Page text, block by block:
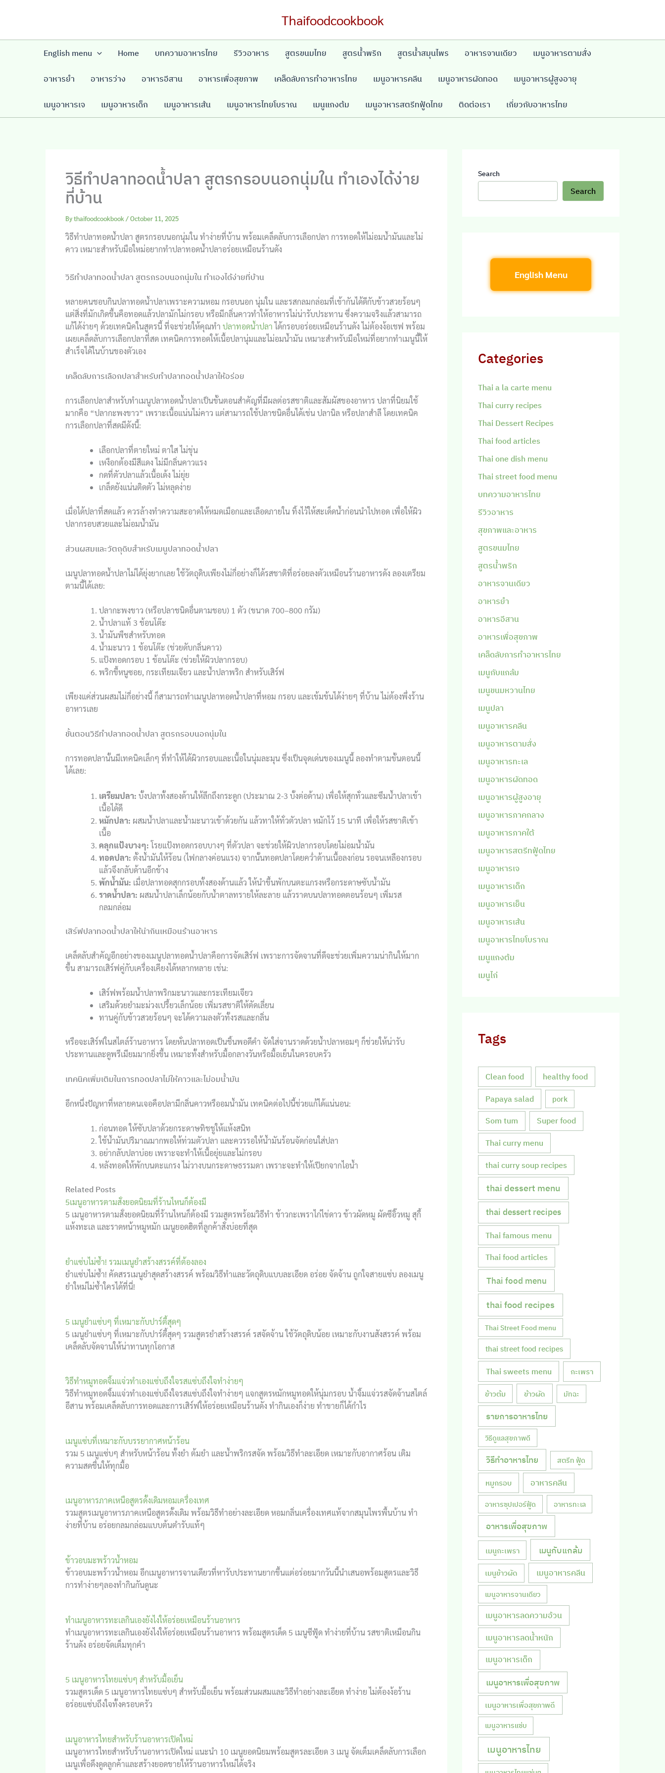
Thaifoodcookbook
English menu Home บทความอาหารไทย รีวิวอาหาร สูตรขนมไทย สูตรน้ำพริก สูตรน้ำสมุนไพร อาหารจานเดียว เมนูอาหารตามสั่ง
อาหารยำ อาหารว่าง อาหารอีสาน อาหารเพื่อสุขภาพ เคล็ดลับการทำอาหารไทย เมนูอาหารคลีน เมนูอาหารผัดทอด เมนูอาหารผู้สูงอายุ
เมนูอาหารเจ เมนูอาหารเด็ก เมนูอาหารเส้น เมนูอาหารไทยโบราณ เมนูแกงต้ม เมนูอาหารสตรีทฟู้ดไทย ติดต่อเรา เกี่ยวกับอาหารไทย
วิธีทำปลาทอดน้ำปลา สูตรกรอบนอกนุ่มใน ทำเองได้ง่าย
ที่บ้าน
Bythaifoodcookbook /October 11, 2025
วิธีทำปลาทอดน้ำปลา สูตรกรอบนอกนุ่มใน ทำง่ายที่บ้าน พร้อมเคล็ดลับการเลือกปลา การทอดให้ไม่อมน้ำมันและไม่
คาว เหมาะสำหรับมือใหม่อยากทำปลาทอดน้ำปลาอร่อยเหมือนร้านดัง
วิธีทำปลาทอดน้ำปลา สูตรกรอบนอกนุ่มใน ทำเองได้ง่ายที่บ้าน
หลายคนชอบกินปลาทอดน้ำปลาเพราะความหอม กรอบนอก นุ่มใน และรสกลมกล่อมที่เข้ากันได้ดีกับข้าวสวยร้อนๆ
แต่สิ่งที่มักเกิดขึ้นคือทอดแล้วปลามักไม่กรอบ หรือมีกลิ่นคาวทำให้อาหารไม่น่ารับประทาน ซึ่งความจริงแล้วสามารถ
แก้ได้ง่ายๆ ด้วยเทคนิคในสูตรนี้ ที่จะช่วยให้คุณทำ ปลาทอดน้ำปลาได้กรอบอร่อยเหมือนร้านดัง ไม่ต้องง้อเชฟ พร้อม
เผยเคล็ดลับการเลือกปลาที่สด เทคนิคการทอดให้เนื้อปลานุ่มและไม่อมน้ำมัน เหมาะสำหรับมือใหม่ที่อยากทำเมนูนี้ให้
สำเร็จได้ในบ้านของตัวเอง
เคล็ดลับการเลือกปลาสำหรับทำปลาทอดน้ำปลาให้อร่อย
การเลือกปลาสำหรับทำเมนูปลาทอดน้ำปลาเป็นขั้นตอนสำคัญที่มีผลต่อรสชาติและสัมผัสของอาหาร ปลาที่นิยมใช้
มากคือ “ปลากะพงขาว” เพราะเนื้อแน่นไม่คาว แต่สามารถใช้ปลาชนิดอื่นได้เช่น ปลานิล หรือปลาสำลี โดยเทคนิค
การเลือกปลาที่สดมีดังนี้:
เลือกปลาที่ตายใหม่ ตาใส ไม่ขุ่น
เหงือกต้องมีสีแดง ไม่มีกลิ่นคาวแรง
กดที่ตัวปลาแล้วเนื้อเด้ง ไม่ยุ่ย
เกล็ดยังแน่นติดตัว ไม่หลุดง่าย
เมื่อได้ปลาที่สดแล้ว ควรล้างทำความสะอาดให้หมดเมือกและเลือดภายใน ทิ้งไว้ให้สะเด็ดน้ำก่อนนำไปทอด เพื่อให้ผิว
ปลากรอบสวยและไม่อมน้ำมัน
ส่วนผสมและวัตถุดิบสำหรับเมนูปลาทอดน้ำปลา
เมนูปลาทอดน้ำปลาไม่ได้ยุ่งยากเลย ใช้วัตถุดิบเพียงไม่กี่อย่างก็ได้รสชาติที่อร่อยลงตัวเหมือนร้านอาหารดัง ลองเตรียม
ตามนี้ได้เลย:
ปลากะพงขาว (หรือปลาชนิดอื่นตามชอบ) 1 ตัว (ขนาด 700–800 กรัม)
น้ำปลาแท้ 3 ช้อนโต๊ะ
น้ำมันพืชสำหรับทอด
น้ำมะนาว 1 ช้อนโต๊ะ (ช่วยดับกลิ่นคาว)
แป้งทอดกรอบ 1 ช้อนโต๊ะ (ช่วยให้ผิวปลากรอบ)
พริกขี้หนูซอย, กระเทียมเจียว และน้ำปลาพริก สำหรับเสิร์ฟ
เพียงแค่ส่วนผสมไม่กี่อย่างนี้ ก็สามารถทำเมนูปลาทอดน้ำปลาที่หอม กรอบ และเข้มข้นได้ง่ายๆ ที่บ้าน ไม่ต้องพึ่งร้าน
อาหารเลย
ขั้นตอนวิธีทำปลาทอดน้ำปลา สูตรกรอบนอกนุ่มใน
การทอดปลานั้นมีเทคนิคเล็กๆ ที่ทำให้ได้ผิวกรอบและเนื้อในนุ่มละมุน ซึ่งเป็นจุดเด่นของเมนูนี้ ลองทำตามขั้นตอนนี้
ได้เลย:
เตรียมปลา: บั้งปลาทั้งสองด้านให้ลึกถึงกระดูก (ประมาณ 2-3 บั้งต่อด้าน) เพื่อให้สุกทั่วและซึมน้ำปลาเข้า
เนื้อได้ดี
หมักปลา: ผสมน้ำปลาและน้ำมะนาวเข้าด้วยกัน แล้วทาให้ทั่วตัวปลา หมักไว้ 15 นาที เพื่อให้รสชาติเข้า
เนื้อ
คลุกแป้งบางๆ:โรยแป้งทอดกรอบบางๆ ที่ตัวปลา จะช่วยให้ผิวปลากรอบโดยไม่อมน้ำมัน
ทอดปลา: ตั้งน้ำมันให้ร้อน (ไฟกลางค่อนแรง) จากนั้นทอดปลาโดยคว่ำด้านเนื้อลงก่อน รอจนเหลืองกรอบ
แล้วจึงกลับด้านอีกข้าง
พักน้ำมัน: เมื่อปลาทอดสุกกรอบทั้งสองด้านแล้ว ให้นำขึ้นพักบนตะแกรงหรือกระดาษซับน้ำมัน
ราดน้ำปลา: ผสมน้ำปลาเล็กน้อยกับน้ำตาลทรายให้ละลาย แล้วราดบนปลาทอดตอนร้อนๆ เพิ่มรส
กลมกล่อม
เสิร์ฟปลาทอดน้ำปลาให้น่ากินเหมือนร้านอาหาร
เคล็ดลับสำคัญอีกอย่างของเมนูปลาทอดน้ำปลาคือการจัดเสิร์ฟ เพราะการจัดจานที่ดีจะช่วยเพิ่มความน่ากินให้มาก
ขึ้น สามารถเสิร์ฟคู่กับเครื่องเคียงได้หลากหลาย เช่น:
เสิร์ฟพร้อมน้ำปลาพริกมะนาวและกระเทียมเจียว
เสริมด้วยยำมะม่วงเปรี้ยวเล็กน้อย เพิ่มรสชาติให้ตัดเลี่ยน
ทานคู่กับข้าวสวยร้อนๆ จะได้ความลงตัวทั้งรสและกลิ่น
หรือจะเสิร์ฟในสไตล์ร้านอาหาร โดยหั่นปลาทอดเป็นชิ้นพอดีคำ จัดใส่จานราดด้วยน้ำปลาหอมๆ ก็ช่วยให้น่ารับ
ประทานและดูพรีเมียมมากยิ่งขึ้น เหมาะทั้งสำหรับมื้อกลางวันหรือมื้อเย็นในครอบครัว
เทคนิคเพิ่มเติมในการทอดปลาไม่ให้คาวและไม่อมน้ำมัน
อีกหนึ่งปัญหาที่หลายคนเจอคือปลามีกลิ่นคาวหรืออมน้ำมัน เทคนิคต่อไปนี้ช่วยแก้ได้แน่นอน:
ก่อนทอด ให้ซับปลาด้วยกระดาษทิชชูให้แห้งสนิท
ใช้น้ำมันปริมาณมากพอให้ท่วมตัวปลา และควรรอให้น้ำมันร้อนจัดก่อนใส่ปลา
อย่ากลับปลาบ่อย เพราะจะทำให้เนื้อยุ่ยและไม่กรอบ
หลังทอดให้พักบนตะแกรง ไม่วางบนกระดาษธรรมดา เพราะจะทำให้เปียกจากไอน้ำ
Related Posts
5เมนูอาหารตามสั่งยอดนิยมที่ร้านไหนก็ต้องมี
5 เมนูอาหารตามสั่งยอดนิยมที่ร้านไหนก็ต้องมี รวมสูตรพร้อมวิธีทำ ข้าวกะเพราไก่ไข่ดาว ข้าวผัดหมู ผัดซีอิ๊วหมู สุกี้
แห้งทะเล และราดหน้าหมูหมัก เมนูยอดฮิตที่ลูกค้าสั่งบ่อยที่สุด
ยำแซ่บไม่ซ้ำ! รวมเมนูยำสร้างสรรค์ที่ต้องลอง
ยำแซ่บไม่ซ้ำ! คัดสรรเมนูยำสุดสร้างสรรค์ พร้อมวิธีทำและวัตถุดิบแบบละเอียด อร่อย จัดจ้าน ถูกใจสายแซ่บ ลองเมนู
ยำใหม่ไม่ซ้ำใครได้ที่นี่!
5 เมนูยำแซ่บๆ ที่เหมาะกับปาร์ตี้สุดๆ
5 เมนูยำแซ่บๆ ที่เหมาะกับปาร์ตี้สุดๆ รวมสูตรยำสร้างสรรค์ รสจัดจ้าน ใช้วัตถุดิบน้อย เหมาะกับงานสังสรรค์ พร้อม
เคล็ดลับจัดจานให้น่าทานทุกโอกาส
วิธีทำหมูทอดจิ้มแจ่วทำเองแซ่บถึงใจรสแซ่บถึงใจทำง่ายๆ
วิธีทำหมูทอดจิ้มแจ่วทำเองแซ่บถึงใจรสแซ่บถึงใจทำง่ายๆ แจกสูตรหมักหมูทอดให้นุ่มกรอบ น้ำจิ้มแจ่วรสจัดจ้านสไตล์
อีสาน พร้อมเคล็ดลับการทอดและการเสิร์ฟให้อร่อยเหมือนร้านดัง ทำกินเองก็ง่าย ทำขายก็ได้กำไร
เมนูแซ่บที่เหมาะกับบรรยากาศหน้าร้อน
รวม 5 เมนูแซ่บๆ สำหรับหน้าร้อน ทั้งยำ ต้มยำ และน้ำพริกรสจัด พร้อมวิธีทำละเอียด เหมาะกับอากาศร้อน เติม
ความสดชื่นให้ทุกมื้อ
เมนูอาหารภาคเหนือสูตรดั้งเดิมหอมเครื่องเทศ
รวมสูตรเมนูอาหารภาคเหนือสูตรดั้งเดิม พร้อมวิธีทำอย่างละเอียด หอมกลิ่นเครื่องเทศแท้จากสมุนไพรพื้นบ้าน ทำ
ง่ายที่บ้าน อร่อยกลมกล่อมแบบต้นตำรับแท้ๆ
ข้าวอบมะพร้าวน้ำหอม
ข้าวอบมะพร้าวน้ำหอม อีกเมนูอาหารจานเดียวที่หารับประทานยากขึ้นแต่อร่อยมากวันนี้นำเสนอพร้อมสูตรและวิธี
การทำง่ายๆลองทำกินกันดูนะ
ทำเมนูอาหารทะเลกินเองยังไงให้อร่อยเหมือนร้านอาหาร
ทำเมนูอาหารทะเลกินเองยังไงให้อร่อยเหมือนร้านอาหาร พร้อมสูตรเด็ด 5 เมนูซีฟู้ด ทำง่ายที่บ้าน รสชาติเหมือนกิน
ร้านดัง อร่อยจัดเต็มทุกคำ
5 เมนูอาหารไทยแซ่บๆ สำหรับมื้อเย็น
รวมสูตรเด็ด 5 เมนูอาหารไทยแซ่บๆ สำหรับมื้อเย็น พร้อมส่วนผสมและวิธีทำอย่างละเอียด ทำง่าย ไม่ต้องง้อร้าน
อร่อยแซ่บถึงใจทั้งครอบครัว
เมนูอาหารไทยสำหรับร้านอาหารเปิดใหม่
เมนูอาหารไทยสำหรับร้านอาหารเปิดใหม่ แนะนำ 10 เมนูยอดนิยมพร้อมสูตรละเอียด 3 เมนู จัดเต็มเคล็ดลับการเลือก
เมนูเพื่อดึงดูดลูกค้าและสร้างยอดขายให้ร้านอาหารใหม่ได้จริง
Search
Search
English Menu
Categories
Thai a la carte menu
Thai curry recipes
Thai Dessert Recipes
Thai food articles
Thai one dish menu
Thai street food menu
บทความอาหารไทย
รีวิวอาหาร
สุขภาพและอาหาร
สูตรขนมไทย
สูตรน้ำพริก
อาหารจานเดียว
อาหารยำ
อาหารอีสาน
อาหารเพื่อสุขภาพ
เคล็ดลับการทำอาหารไทย
เมนูกับแกล้ม
เมนูขนมหวานไทย
เมนูปลา
เมนูอาหารคลีน
เมนูอาหารตามสั่ง
เมนูอาหารทะเล
เมนูอาหารผัดทอด
เมนูอาหารผู้สูงอายุ
เมนูอาหารภาคกลาง
เมนูอาหารภาคใต้
เมนูอาหารสตรีทฟู้ดไทย
เมนูอาหารเจ
เมนูอาหารเด็ก
เมนูอาหารเย็น
เมนูอาหารเส้น
เมนูอาหารไทยโบราณ
เมนูแกงต้ม
เมนูไก่
Tags
Clean food healthy food
Papaya salad pork
Som tum Super food
Thai curry menu
thai curry soup recipes
thai dessert menu
thai dessert recipes
Thai famous menu
Thai food articles
Thai food menu
thai food recipes
Thai Street Food menu
thai street food recipes
Thai sweets menu กะเพรา
ข้าวต้ม ข้าวผัด มัทฉะ
รายการอาหารไทย
วิธีดูแลสุขภาพดี
วิธีทำอาหารไทย สตรีท ฟู้ด
หมูกรอบ อาหารคลีน
อาหารซุปเปอร์ฟู้ด อาหารทะเล
อาหารเพื่อสุขภาพ
เมนูกะเพรา เมนูกับแกล้ม
เมนูข้าวผัด เมนูอาหารคลีน
เมนูอาหารจานเดียว
เมนูอาหารลดความอ้วน
เมนูอาหารลดน้ำหนัก
เมนูอาหารเด็ก
เมนูอาหารเพื่อสุขภาพ
เมนูอาหารเพื่อสุขภาพดี
เมนูอาหารแซ่บ
เมนูอาหารไทย